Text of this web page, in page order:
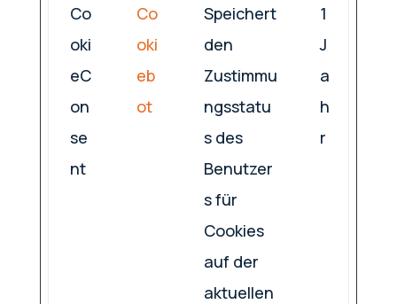
Co
oki
eC
on
se
nt
Co
oki
eb
ot
Speichert
den
Zustimmu
ngsstatu
s des
Benutzer
s für
Cookies
auf der
aktuellen
1
J
a
h
r